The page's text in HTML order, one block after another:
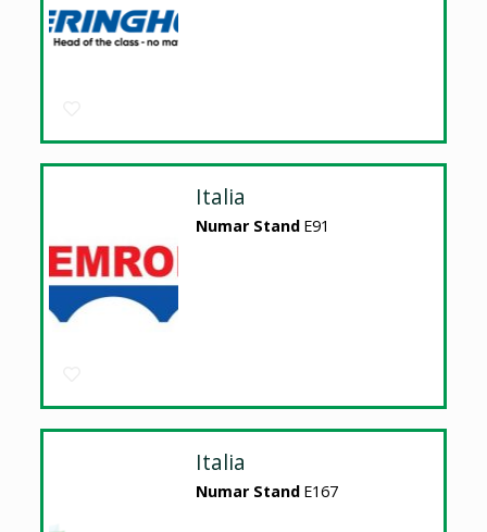
Italia
Numar Stand E91
Italia
Numar Stand E167